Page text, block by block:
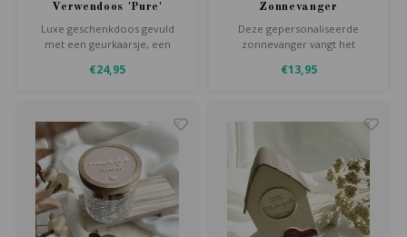
Verwendoos 'Pure'
Luxe geschenkdoos gevuld
met een geurkaarsje, een
heerlijk geurend zeepje met
geurstokjes.
€24,95
Zonnevanger
Deze gepersonaliseerde
zonnevanger vangt het
regenboogjes tevoorschijn.
met een naam of korte tekst
€13,95